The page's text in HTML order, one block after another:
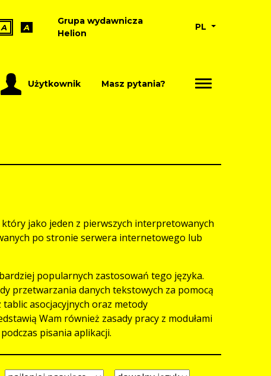
A A
Grupa wydawnicza
Helion
PL
Użytkownik Masz pytania?
jako jeden z pierwszych interpretowanych
po stronie serwera internetowego lub
popularnych zastosowań tego języka.
przetwarzania danych tekstowych za pomocą
asocjacyjnych oraz metody
Wam również zasady pracy z modułami
pisania aplikacji.